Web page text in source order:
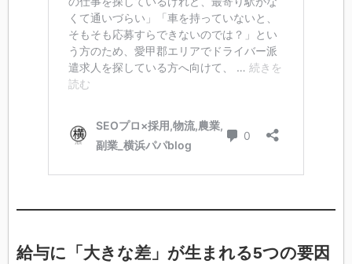
給与に「大きな差」が生まれる5つの要因